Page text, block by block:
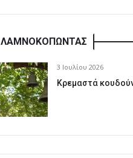
ΛΑΜΝΟΚΟΠΩΝΤΑΣ
3 Ιουλίου 2026
Κρεμαστά